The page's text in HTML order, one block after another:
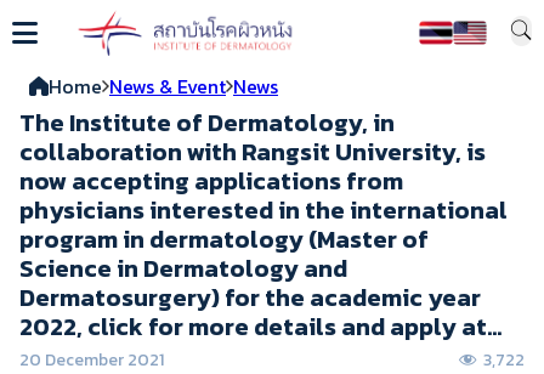
Home News & Event News
The Institute of Dermatology, in
collaboration with Rangsit University, is
now accepting applications from
physicians interested in the international
program in dermatology (Master of
Science in Dermatology and
Dermatosurgery) for the academic year
2022, click for more details and apply at…
20 December 2021 3,722